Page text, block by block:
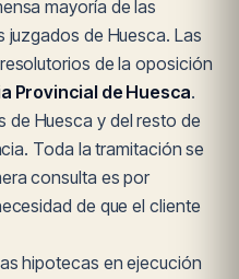
mayoría de las
de Huesca. Las
de la oposición
Provincial de Huesca.
de Huesca y del resto de
Toda la tramitación se
consulta es por
de que el cliente
hipotecas en ejecución